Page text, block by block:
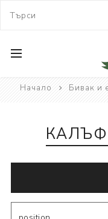
Начало Бивак и